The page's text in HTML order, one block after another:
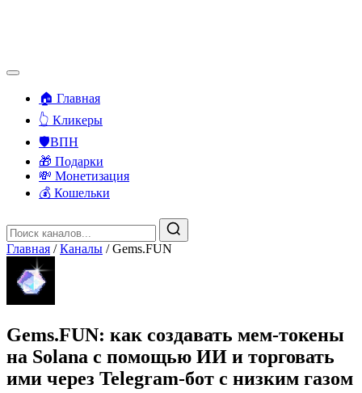
🏠 Главная
👆 Кликеры
🛡️ВПН
🎁 Подарки
💸 Монетизация
💰 Кошельки
Главная / Каналы / Gems.FUN
Gems.FUN: как создавать мем-токены
на Solana с помощью ИИ и торговать
ими через Telegram-бот с низким газом